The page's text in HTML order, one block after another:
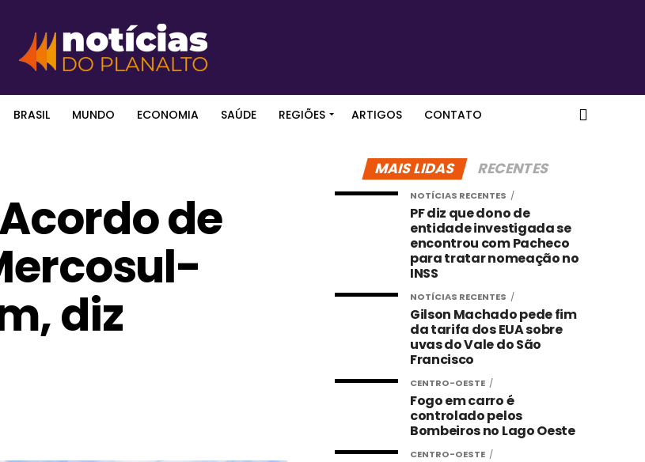
BRASIL MUNDO ECONOMIA SAÚDE REGIÕES ARTIGOS CONTATO
de
diz
MAIS LIDAS RECENTES
NOTÍCIAS RECENTES
PF diz que dono de
entidade investigada se
encontrou com Pacheco
para tratar nomeação no
INSS
NOTÍCIAS RECENTES
Gilson Machado pede fim
da tarifa dos EUA sobre
uvas do Vale do São
Francisco
CENTRO-OESTE
Fogo em carro é
controlado pelos
Bombeiros no Lago Oeste
CENTRO-OESTE